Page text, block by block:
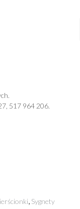
517 964 206.
Sygnety